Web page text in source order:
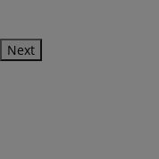
Next